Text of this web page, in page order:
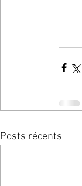
Posts récents